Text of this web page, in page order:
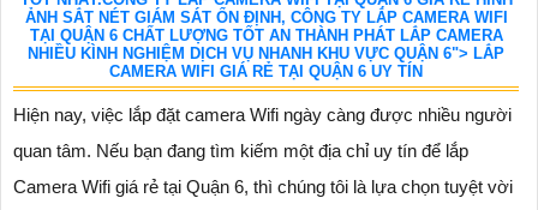
ẢNH SẮT NÉT GIÁM SÁT ỔN ĐỊNH, CÔNG TY LẮP CAMERA WIFI
TẠI QUẬN 6 CHẤT LƯỢNG TỐT AN THÀNH PHÁT LẮP CAMERA
NHIỀU KÌNH NGHIỆM DỊCH VỤ NHANH KHU VỰC QUẬN 6"> LẮP
CAMERA WIFI GIÁ RẺ TẠI QUẬN 6 UY TÍN
Hiện nay, việc lắp đặt camera Wifi ngày càng được nhiều người
quan tâm. Nếu bạn đang tìm kiếm một địa chỉ uy tín để lắp
Camera Wifi giá rẻ tại Quận 6, thì chúng tôi là lựa chọn tuyệt vời